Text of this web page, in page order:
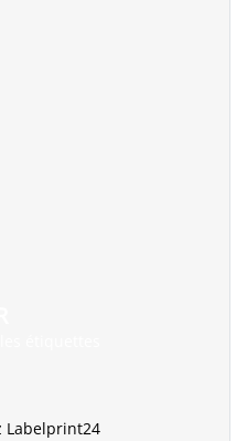
Labelprint24